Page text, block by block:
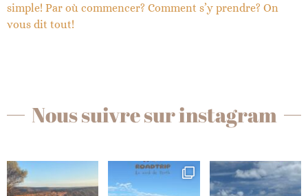
simple! Par où commencer? Comment s’y prendre? On
vous dit tout!
Nous suivre sur instagram